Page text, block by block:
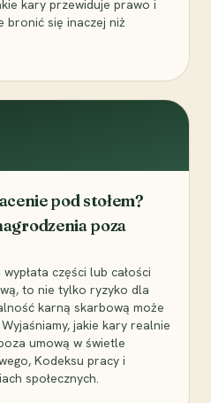
kary przewiduje prawo i
bronić się inaczej niż
pod stołem?
poza
części lub całości
to nie tylko ryzyko dla
karną skarbową może
jakie kary realnie
umową w świetle
Kodeksu pracy i
społecznych.